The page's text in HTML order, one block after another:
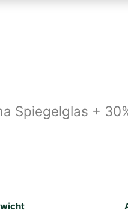
Spiegelglas +